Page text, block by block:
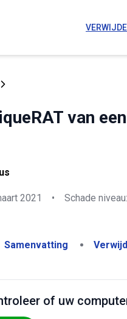
van
2021 • Schade niveau:
Samenvatting
of uw